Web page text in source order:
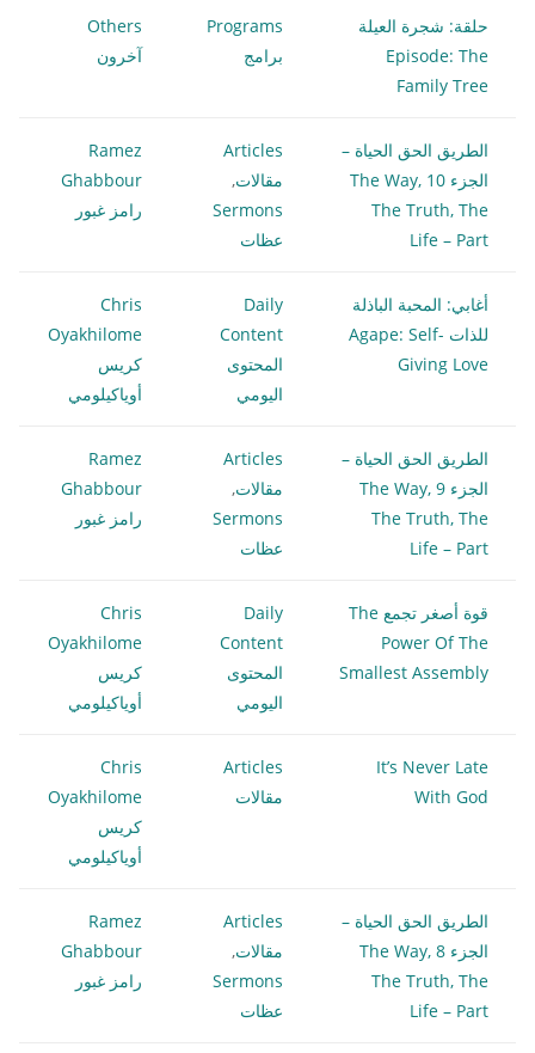
حلقة: شجرة العيلة
Episode: The
Family Tree
Programs
برامج
Others
آخرون
الطريق الحق الحياة –
الجزء 10 The Way,
The Truth, The
Life – Part
Articles
مقالات,
Sermons
عظات
Ramez
Ghabbour
رامز غبور
أغابي: المحبة الباذلة
للذات Agape: Self-
Giving Love
Daily
Content
المحتوى
اليومي
Chris
Oyakhilome
كريس
أوياكيلومي
الطريق الحق الحياة –
الجزء 9 The Way,
The Truth, The
Life – Part
Articles
مقالات,
Sermons
عظات
Ramez
Ghabbour
رامز غبور
قوة أصغر تجمع The
Power Of The
Smallest Assembly
Daily
Content
المحتوى
اليومي
Chris
Oyakhilome
كريس
أوياكيلومي
It’s Never Late
With God
Articles
مقالات
Chris
Oyakhilome
كريس
أوياكيلومي
الطريق الحق الحياة –
الجزء 8 The Way,
The Truth, The
Life – Part
Articles
مقالات,
Sermons
عظات
Ramez
Ghabbour
رامز غبور